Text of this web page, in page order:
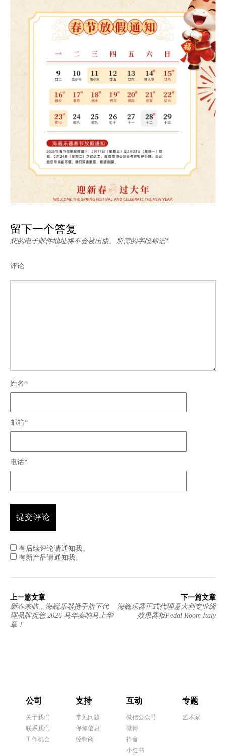
留下一个答复
您的电子邮件地址将不会被出版。所需的字段标记*
评论
姓名*
邮箱*
电话*
有后续评论请通知我。
有新产品请通知我。
上一篇文章
新春来临，海巍乐器携手旗下代
理品牌祝您 2026 马年奏响马上华
章！
下一篇文章
海巍乐器正式代理意大利专业级
效果器板Pedal Room Italy
公司
关于我们
联系我们
工作机会
支持
常见问题
保修信息
经销商
互动
微信公众号
微博
抖音
小红书
专题
艺术家